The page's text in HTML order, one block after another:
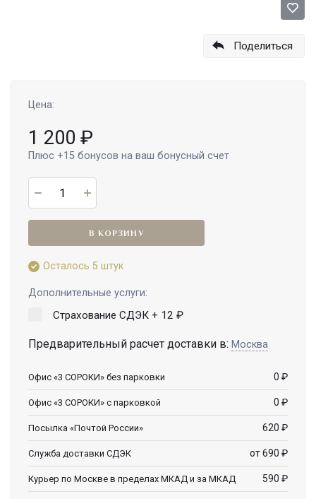
Поделиться
Цена:
1 200 ₽
Плюс +15 бонусов на ваш бонусный счет
В КОРЗИНУ
Осталось 5 штук
Дополнительные услуги:
Страхование СДЭК + 12 ₽
Предварительный расчет доставки в: Москва
Офис «3 СОРОКИ» без парковки 0 ₽
Офис «3 СОРОКИ» с парковкой 0 ₽
Посылка «Почтой России» 620 ₽
Служба доставки СДЭК от 690 ₽
Курьер по Москве в пределах МКАД и за МКАД 590 ₽